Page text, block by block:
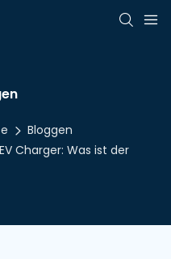
Bloggen
Charger: Was ist der